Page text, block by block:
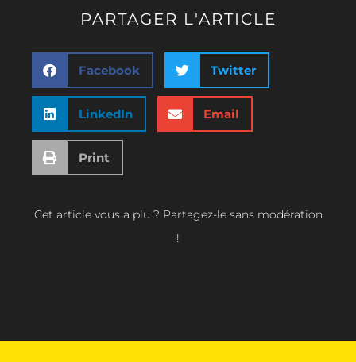
PARTAGER L'ARTICLE
Facebook Twitter
LinkedIn Email
Print
Cet article vous a plu ? Partagez-le sans modération
!